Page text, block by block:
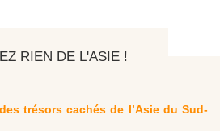
RIEN DE L'ASIE !
trésors cachés de l’Asie du Sud-